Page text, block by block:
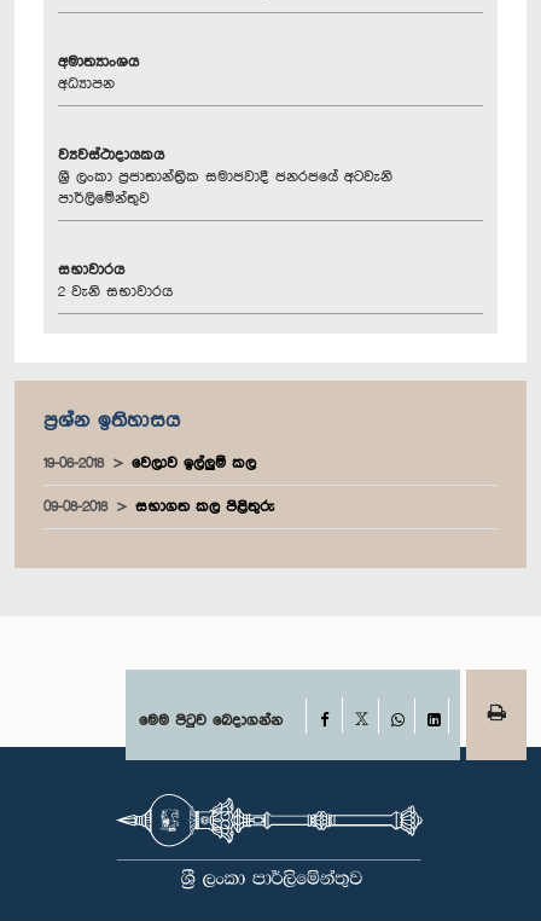
අමාත්‍යාංශය
අධ්‍යාපන
ව්‍යවස්ථාදායකය
ශ්‍රී ලංකා ප්‍රජාතාන්ත්‍රික සමාජවාදී ජනරජයේ අටවැනි
පාර්ලිමේන්තුව
සභාවාරය
2 වැනි සභාවාරය
ප්‍රශ්න ඉතිහාසය
19-06-2018 වෙලාව ඉල්ලුම් කල
09-08-2018 සභාගත කල පිළිතුරු
මෙම පිටුව බෙදාගන්න Facebook
WhatsAppLinkedIn